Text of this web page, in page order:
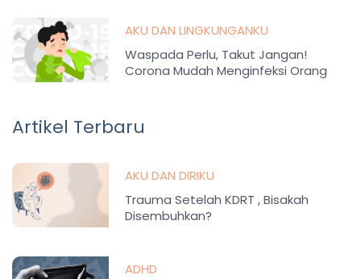
AKU DAN LINGKUNGANKU
Waspada Perlu, Takut Jangan!
Corona Mudah Menginfeksi Orang
Artikel Terbaru
AKU DAN DIRIKU
Trauma Setelah KDRT , Bisakah
Disembuhkan?
ADHD